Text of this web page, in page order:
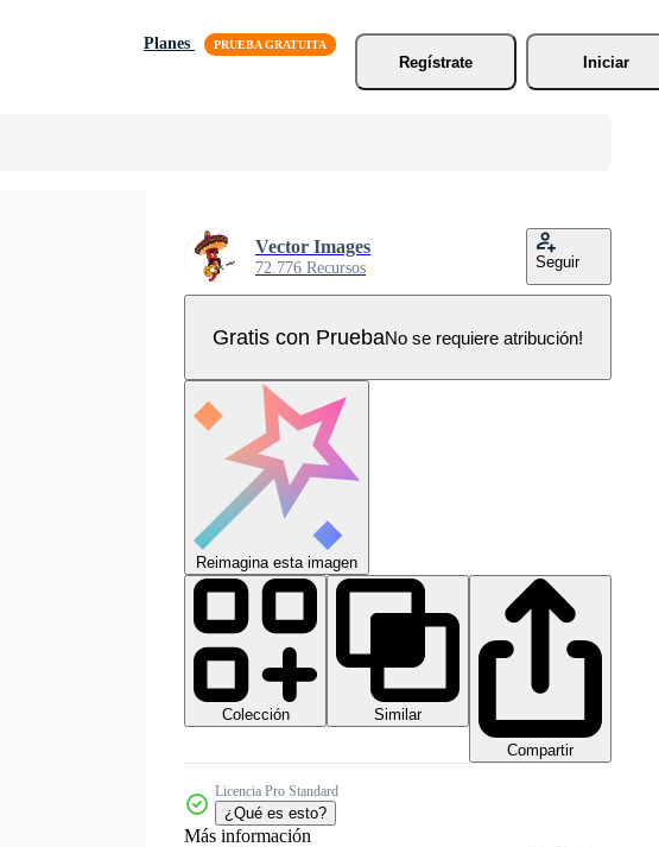
Planes
Regístrate
Iniciar
Vector Images
72.776 Recursos Seguir
Gratis con PruebaNo se requiere atribución!
Reimagina esta imagen
Colección
Similar
Compartir
Licencia Pro Standard
¿Qué es esto?
Más información